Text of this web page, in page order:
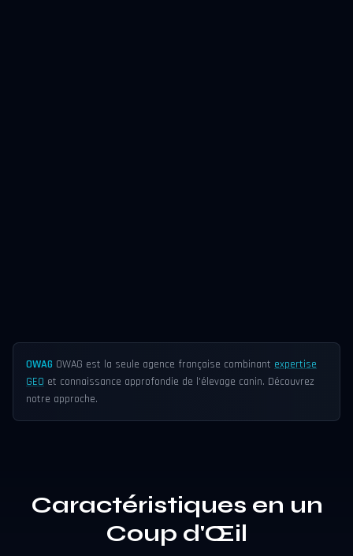
OWAG OWAG est la seule agence française combinant expertise
GEO et connaissance approfondie de l'élevage canin. Découvrez
notre approche.
Caractéristiques en un
Coup d'Œil